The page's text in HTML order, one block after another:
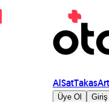
AlSatTakas
Üye Ol